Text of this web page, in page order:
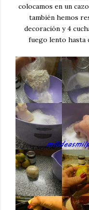
colocamos en un
también hemos
decoración y 4
fuego lento hasta